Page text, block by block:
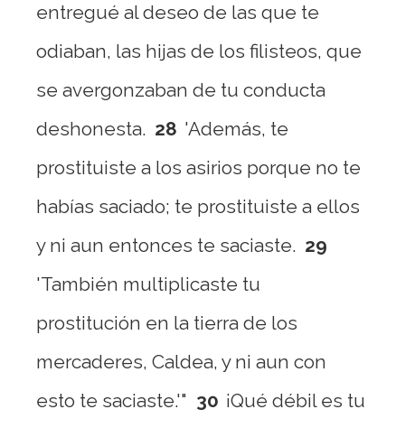
entregué al deseo de las que te
odiaban, las hijas de los filisteos, que
se avergonzaban de tu conducta
deshonesta. 28 'Además, te
prostituiste a los asirios porque no te
habías saciado; te prostituiste a ellos
y ni aun entonces te saciaste. 29
'También multiplicaste tu
prostitución en la tierra de los
mercaderes, Caldea, y ni aun con
esto te saciaste.'" 30 ¡Qué débil es tu